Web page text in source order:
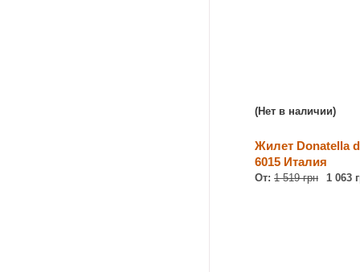
(Нет в наличии)
Жилет Donatella
6015 Италия
От: 1 519 грн 1 063